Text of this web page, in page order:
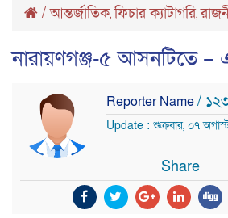
/আন্তর্জাতিক,ফিচার ক্যাটাগরি,
নারায়ণগঞ্জ-৫ আসনটিতে
Reporter Name/
Update : শুক্রবার, ০৭
Share